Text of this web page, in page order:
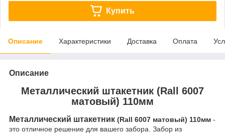
Купить
Описание Характеристики Доставка Оплата
Описание
Металлический штакетник (Rall 6007
матовый) 110мм
Металлический штакетник (Rall 6007 матовый) 110мм -
это отличное решение для вашего забора. Забор из